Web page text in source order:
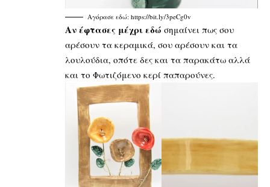
Αγόρασε εδώ: https://bit.ly/3peCg0v
Αν έφτασες μέχρι εδώ σημαίνει πως σου
αρέσουν τα κεραμικά, σου αρέσουν και τα
λουλούδια, οπότε δες και τα παρακάτω αλλά
και το Φωτιζόμενο κερί παπαρούνες.